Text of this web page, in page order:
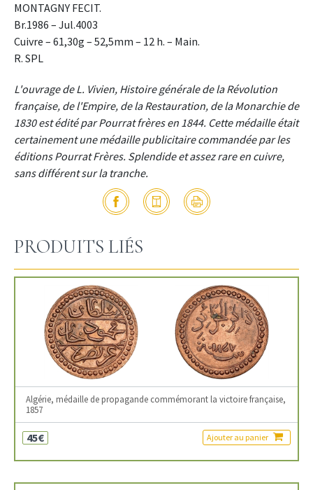
MONTAGNY FECIT.
Br.1986 – Jul.4003
Cuivre – 61,30g – 52,5mm – 12 h. – Main.
R. SPL
L'ouvrage de L. Vivien, Histoire générale de la Révolution
française, de l'Empire, de la Restauration, de la Monarchie de
1830 est édité par Pourrat frères en 1844. Cette médaille était
certainement une médaille publicitaire commandée par les
éditions Pourrat Frères. Splendide et assez rare en cuivre,
sans différent sur la tranche.
PRODUITS LIÉS
Algérie, médaille de propagande commémorant la victoire française,
1857
45€ Ajouter au panier